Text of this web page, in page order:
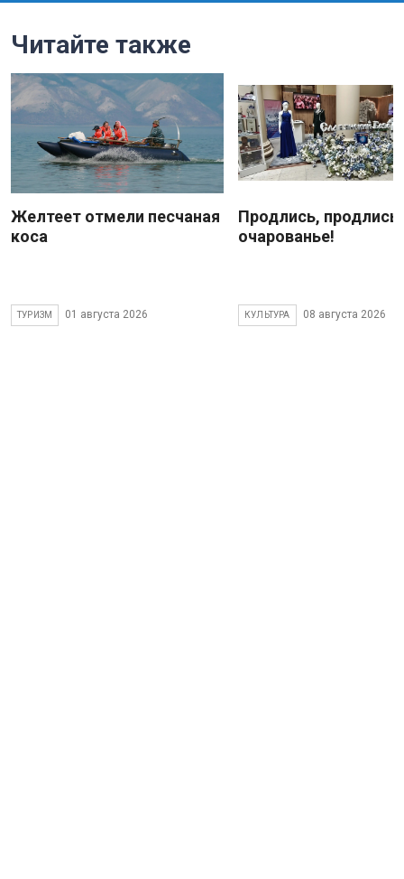
Читайте также
Желтеет отмели песчаная
коса
ТУРИЗМ 01 августа 2026
Продлись, продлись
очарованье!
КУЛЬТУРА 08 августа 2026